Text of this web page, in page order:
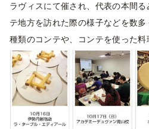
ラヴィスにて催され、代表の本間
テ地方を訪れた際の様子などを数
種類のコンテや、コンテを使った料